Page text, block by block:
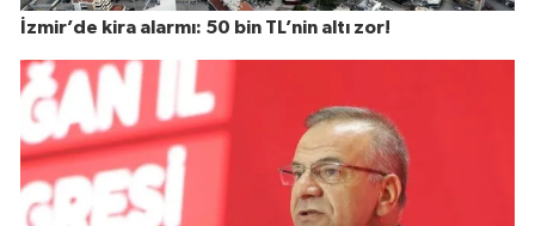
İzmir’de kira alarmı: 50 bin TL’nin altı zor!